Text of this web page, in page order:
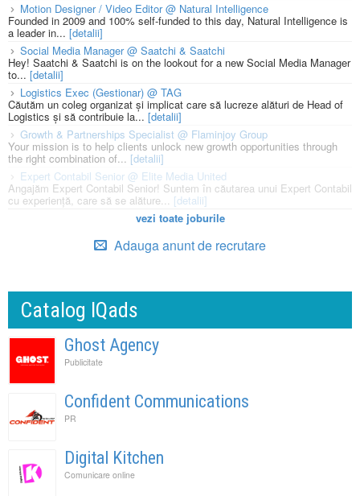
Motion Designer / Video Editor @ Natural Intelligence
Founded in 2009 and 100% self-funded to this day, Natural Intelligence is
a leader in... [detalii]
Social Media Manager @ Saatchi & Saatchi
Hey! Saatchi & Saatchi is on the lookout for a new Social Media Manager
to... [detalii]
Logistics Exec (Gestionar) @ TAG
Căutăm un coleg organizat și implicat care să lucreze alături de Head of
Logistics și să contribuie la... [detalii]
Growth & Partnerships Specialist @ Flaminjoy Group
Your mission is to help clients unlock new growth opportunities through
the right combination of... [detalii]
Expert Contabil Senior @ Elite Media United
Angajăm Expert Contabil Senior! Suntem în căutarea unui Expert Contabil
cu experiență, care să se alăture... [detalii]
vezi toate joburile
Adauga anunt de recrutare
Catalog IQads
Ghost Agency
Publicitate
Confident Communications
PR
Digital Kitchen
Comunicare online